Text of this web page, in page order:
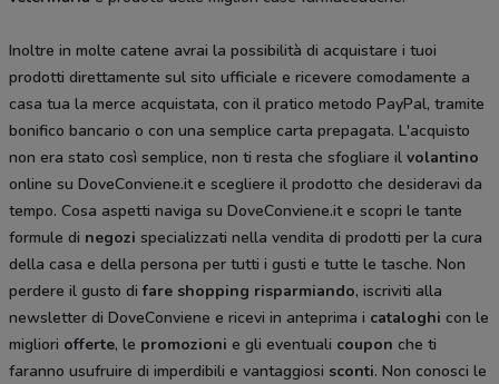
Inoltre in molte catene avrai la possibilità di acquistare i tuoi
prodotti direttamente sul sito ufficiale e ricevere comodamente a
casa tua la merce acquistata, con il pratico metodo PayPal, tramite
bonifico bancario o con una semplice carta prepagata. L'acquisto
non era stato così semplice, non ti resta che sfogliare il volantino
online su DoveConviene.it e scegliere il prodotto che desideravi da
tempo. Cosa aspetti naviga su DoveConviene.it e scopri le tante
formule di negozi specializzati nella vendita di prodotti per la cura
della casa e della persona per tutti i gusti e tutte le tasche. Non
perdere il gusto difare shopping risparmiando, iscriviti alla
newsletter di DoveConviene e ricevi in anteprima i cataloghi con le
migliori offerte, le promozioni e gli eventuali coupon che ti
faranno usufruire di imperdibili e vantaggiosi sconti. Non conosci le